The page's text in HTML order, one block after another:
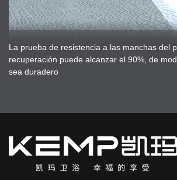
La prueba de resistencia a las manchas del
recuperación puede alcanzar el 90%, de
sea duradero